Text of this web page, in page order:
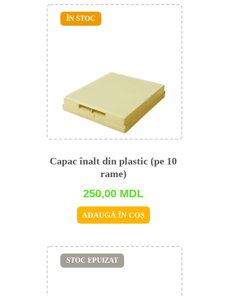
Capac înalt din plastic (pe 10
rame)
250,00 MDL
ADAUGĂ ÎN COȘ
ÎN STOC
STOC EPUIZAT